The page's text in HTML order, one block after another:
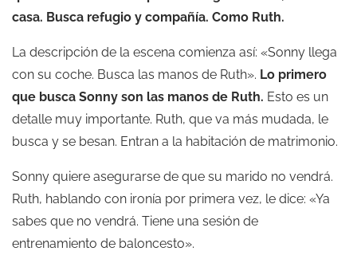
casa. Busca refugio y compañía. Como Ruth.
La descripción de la escena comienza así: «Sonny llega
con su coche. Busca las manos de Ruth». Lo primero
que busca Sonny son las manos de Ruth. Esto es un
detalle muy importante. Ruth, que va más mudada, le
busca y se besan. Entran a la habitación de matrimonio.
Sonny quiere asegurarse de que su marido no vendrá.
Ruth, hablando con ironía por primera vez, le dice: «Ya
sabes que no vendrá. Tiene una sesión de
entrenamiento de baloncesto».